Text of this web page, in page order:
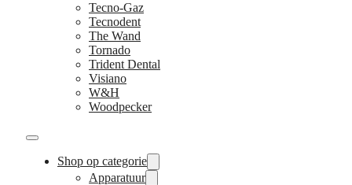
Tecno-Gaz
Tecnodent
The Wand
Tornado
Trident Dental
Visiano
W&H
Woodpecker
Shop op categorie
Apparatuur